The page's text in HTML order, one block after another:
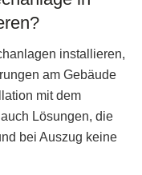
installieren,
am Gebäude
mit dem
Lösungen, die
bei Auszug keine